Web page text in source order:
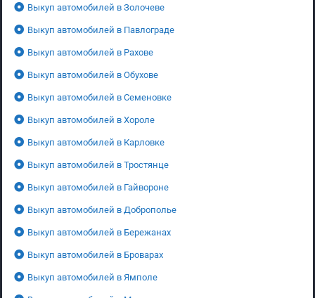
Выкуп автомобилей в Золочеве
Выкуп автомобилей в Павлограде
Выкуп автомобилей в Рахове
Выкуп автомобилей в Обухове
Выкуп автомобилей в Семеновке
Выкуп автомобилей в Хороле
Выкуп автомобилей в Карловке
Выкуп автомобилей в Тростянце
Выкуп автомобилей в Гайвороне
Выкуп автомобилей в Доброполье
Выкуп автомобилей в Бережанах
Выкуп автомобилей в Броварах
Выкуп автомобилей в Ямполе